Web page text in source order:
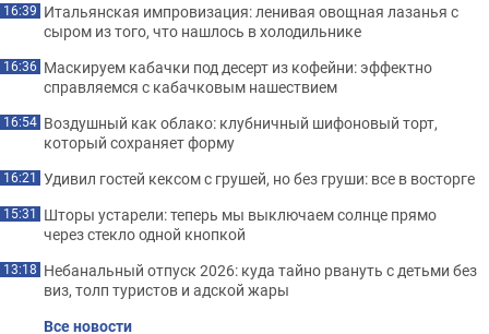
16:39 Итальянская импровизация: ленивая овощная лазанья с
сыром из того, что нашлось в холодильнике
16:36 Маскируем кабачки под десерт из кофейни: эффектно
справляемся с кабачковым нашествием
16:54 Воздушный как облако: клубничный шифоновый торт,
который сохраняет форму
16:21 Удивил гостей кексом с грушей, но без груши: все в восторге
15:31 Шторы устарели: теперь мы выключаем солнце прямо
через стекло одной кнопкой
13:18 Небанальный отпуск 2026: куда тайно рвануть с детьми без
виз, толп туристов и адской жары
Все новости